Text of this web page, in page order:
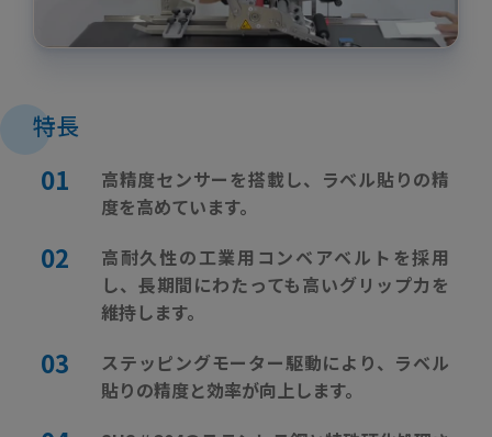
特長
高精度センサーを搭載し、ラベル貼りの精
度を高めています。
高耐久性の工業用コンベアベルトを採用
し、長期間にわたっても高いグリップ力を
維持します。
ステッピングモーター駆動により、ラベル
貼りの精度と効率が向上します。